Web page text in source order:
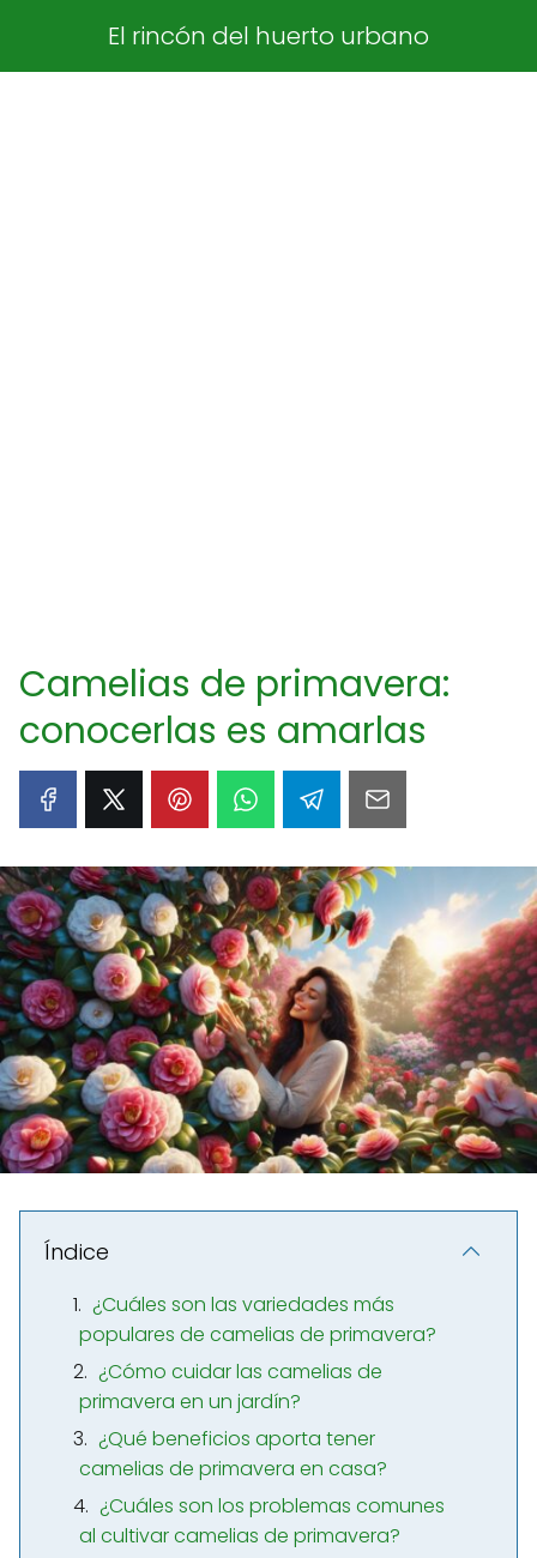
El rincón del huerto urbano
Camelias de primavera:
conocerlas es amarlas
Índice
¿Cuáles son las variedades más
populares de camelias de primavera?
¿Cómo cuidar las camelias de
primavera en un jardín?
¿Qué beneficios aporta tener
camelias de primavera en casa?
¿Cuáles son los problemas comunes
al cultivar camelias de primavera?